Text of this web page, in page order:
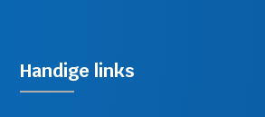
Handige links